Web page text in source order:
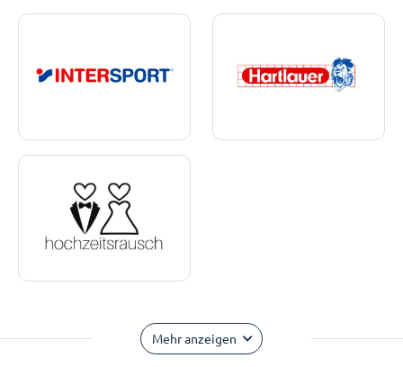
Mehr anzeigen